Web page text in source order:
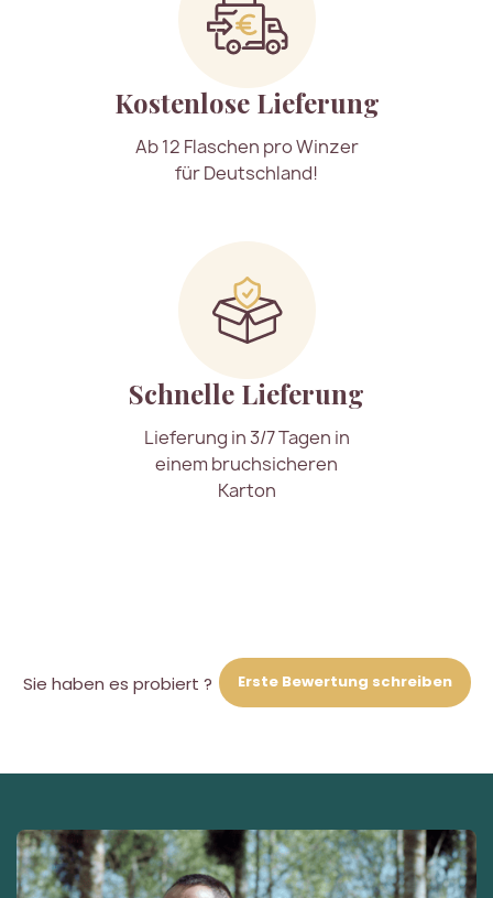
Kostenlose Lieferung
Ab 12 Flaschen pro Winzer
für Deutschland!
Schnelle Lieferung
Lieferung in 3/7 Tagen in
einem bruchsicheren
Karton
Sie haben es probiert ? Erste Bewertung schreiben